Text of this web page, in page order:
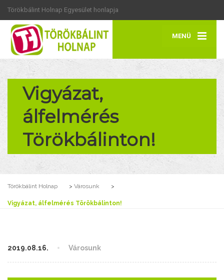
Törökbálint Holnap Egyesület honlapja
MENÜ
Vigyázat,
álfelmérés
Törökbálinton!
Törökbálint Holnap > Városunk >
Vigyázat, álfelmérés Törökbálinton!
2019.08.16. Városunk